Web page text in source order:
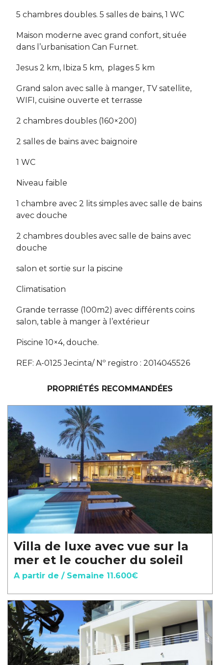
5 chambres doubles. 5 salles de bains, 1 WC
Maison moderne avec grand confort, située
dans l’urbanisation Can Furnet.
Jesus 2 km, Ibiza 5 km, plages 5 km
Grand salon avec salle à manger, TV satellite,
WIFI, cuisine ouverte et terrasse
2 chambres doubles (160×200)
2 salles de bains avec baignoire
1 WC
Niveau faible
1 chambre avec 2 lits simples avec salle de bains
avec douche
2 chambres doubles avec salle de bains avec
douche
salon et sortie sur la piscine
Climatisation
Grande terrasse (100m2) avec différents coins
salon, table à manger à l’extérieur
Piscine 10×4, douche.
REF: A-0125 Jecinta/ Nº registro : 2014045526
PROPRIÉTÉS RECOMMANDÉES
Villa de luxe avec vue sur la
mer et le coucher du soleil
A partir de / Semaine 11.600€